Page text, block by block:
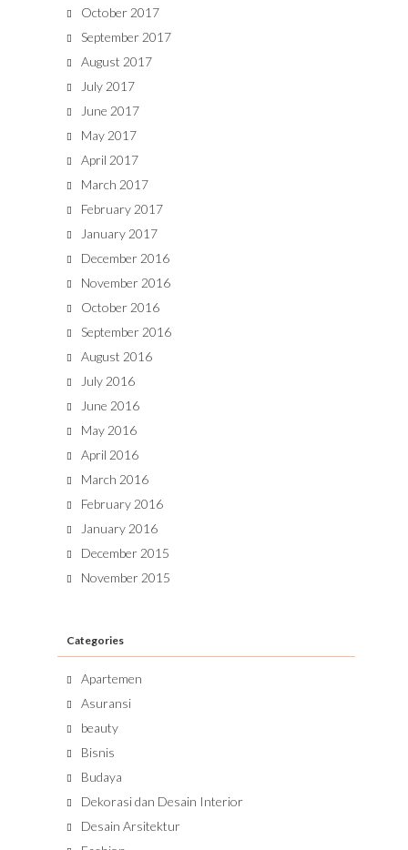
October 2017
September 2017
August 2017
July 2017
June 2017
May 2017
April 2017
March 2017
February 2017
January 2017
December 2016
November 2016
October 2016
September 2016
August 2016
July 2016
June 2016
May 2016
April 2016
March 2016
February 2016
January 2016
December 2015
November 2015
Categories
Apartemen
Asuransi
beauty
Bisnis
Budaya
Dekorasi dan Desain Interior
Desain Arsitektur